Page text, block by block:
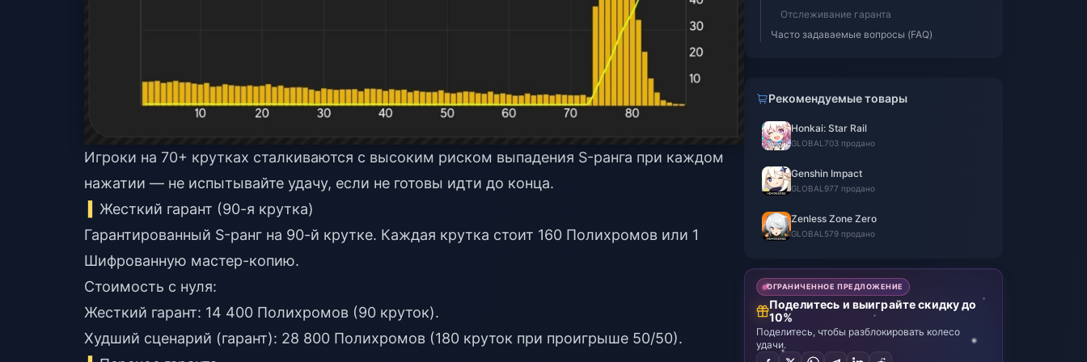
Игроки на 70+ крутках сталкиваются с высоким риском выпадения S-ранга при каждом
нажатии — не испытывайте удачу, если не готовы идти до конца.
Жесткий гарант (90-я крутка)
Гарантированный S-ранг на 90-й крутке. Каждая крутка стоит 160 Полихромов или 1
Шифрованную мастер-копию.
Стоимость с нуля:
Жесткий гарант: 14 400 Полихромов (90 круток).
Худший сценарий (гарант): 28 800 Полихромов (180 круток при проигрыше 50/50).
Отслеживание гаранта
Часто задаваемые вопросы (FAQ)
Рекомендуемые товары
Honkai: Star Rail
GLOBAL 703 продано
Genshin Impact
GLOBAL 977 продано
Zenless Zone Zero
GLOBAL 579 продано
ОГРАНИЧЕННОЕ ПРЕДЛОЖЕНИЕ
Поделитесь и выиграйте скидку до
10%
Поделитесь, чтобы разблокировать колесо
удачи.